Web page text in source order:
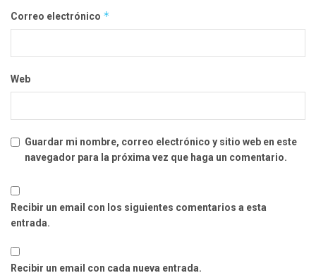
Correo electrónico *
Web
Guardar mi nombre, correo electrónico y sitio web en este
navegador para la próxima vez que haga un comentario.
Recibir un email con los siguientes comentarios a esta
entrada.
Recibir un email con cada nueva entrada.